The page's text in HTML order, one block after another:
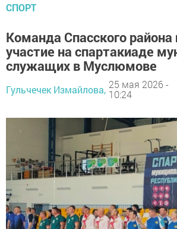
СПОРТ
Команда Спасского района
участие на спартакиаде
служащих в Муслюмове
Гульчечек Измайлова, 25 мая 2026 -
10:24